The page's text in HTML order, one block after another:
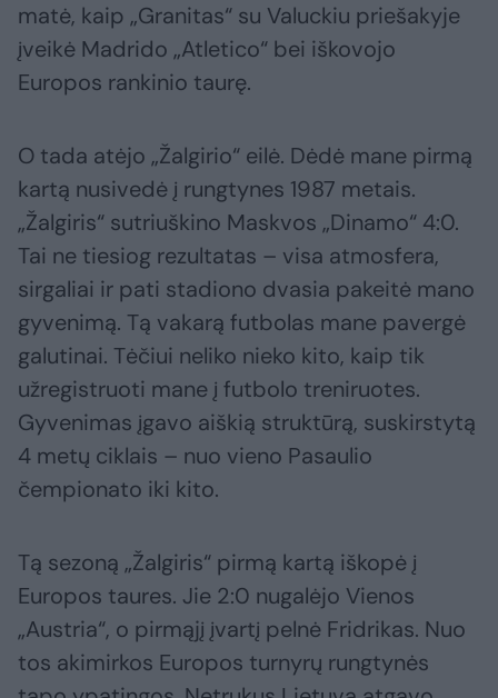
matė, kaip „Granitas“ su Valuckiu priešakyje
įveikė Madrido „Atletico“ bei iškovojo
Europos rankinio taurę.
O tada atėjo „Žalgirio“ eilė. Dėdė mane pirmą
kartą nusivedė į rungtynes 1987 metais.
„Žalgiris“ sutriuškino Maskvos „Dinamo“ 4:0.
Tai ne tiesiog rezultatas – visa atmosfera,
sirgaliai ir pati stadiono dvasia pakeitė mano
gyvenimą. Tą vakarą futbolas mane pavergė
galutinai. Tėčiui neliko nieko kito, kaip tik
užregistruoti mane į futbolo treniruotes.
Gyvenimas įgavo aiškią struktūrą, suskirstytą
4 metų ciklais – nuo vieno Pasaulio
čempionato iki kito.
Tą sezoną „Žalgiris“ pirmą kartą iškopė į
Europos taures. Jie 2:0 nugalėjo Vienos
„Austria“, o pirmąjį įvartį pelnė Fridrikas. Nuo
tos akimirkos Europos turnyrų rungtynės